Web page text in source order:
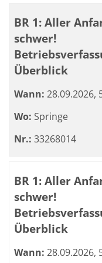
BR 1: Aller
schwer!
Überblick
Wann: 28.09.2026,
Wo: Springe
Nr.: 33268014
BR 1: Aller
schwer!
Überblick
Wann: 28.09.2026,